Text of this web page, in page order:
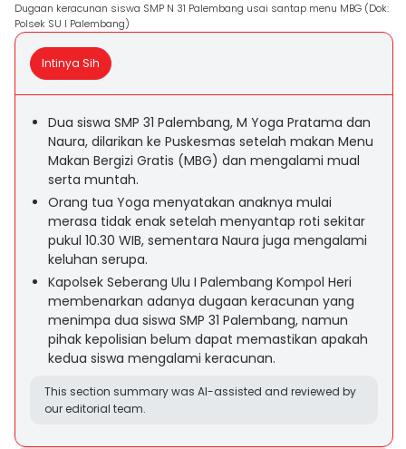
Dugaan keracunan siswa SMP N 31 Palembang usai santap menu MBG (Dok:
Polsek SU I Palembang)
Intinya Sih
Dua siswa SMP 31 Palembang, M Yoga Pratama dan
Naura, dilarikan ke Puskesmas setelah makan Menu
Makan Bergizi Gratis (MBG) dan mengalami mual
serta muntah.
Orang tua Yoga menyatakan anaknya mulai
merasa tidak enak setelah menyantap roti sekitar
pukul 10.30 WIB, sementara Naura juga mengalami
keluhan serupa.
Kapolsek Seberang Ulu I Palembang Kompol Heri
membenarkan adanya dugaan keracunan yang
menimpa dua siswa SMP 31 Palembang, namun
pihak kepolisian belum dapat memastikan apakah
kedua siswa mengalami keracunan.
This section summary was AI-assisted and reviewed by
our editorial team.